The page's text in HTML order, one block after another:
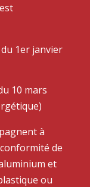
1er janvier
10 mars
à
de
et
ou